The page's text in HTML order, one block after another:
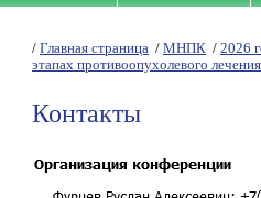
/ Главная страница / МНПК / 2026
этапах противоопухолевого
Контакты